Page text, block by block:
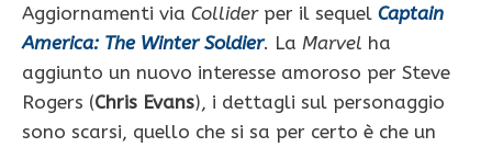
Aggiornamenti via Colliderper il sequel Captain
America: The Winter Soldier. La Marvel ha
aggiunto un nuovo interesse amoroso per Steve
Rogers (Chris Evans), i dettagli sul personaggio
sono scarsi, quello che si sa per certo è che un